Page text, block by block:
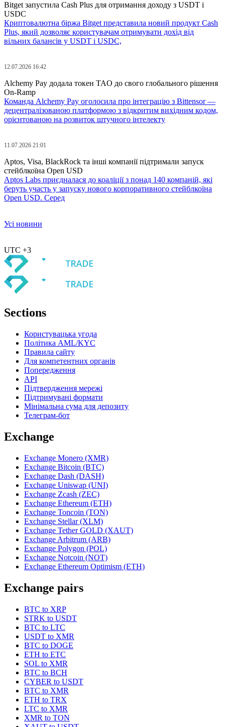
Bitget запустила Cash Plus для отримання доходу з USDT і
USDC
Криптовалютна біржа Bitget представила новий продукт Cash
Plus, який дозволяє користувачам отримувати дохід від
вільних балансів у USDT і USDC,
12.07.2026 16:42
Alchemy Pay додала токен TAO до свого глобального рішення
On-Ramp
Команда Alchemy Pay оголосила про інтеграцію з Bittensor —
децентралізованою платформою з відкритим вихідним кодом,
орієнтованою на розвиток штучного інтелекту
11.07.2026 21:01
Aptos, Visa, BlackRock та інші компанії підтримали запуск
стейблкоїна Open USD
Aptos Labs приєдналася до коаліції з понад 140 компаній, які
беруть участь у запуску нового корпоративного стейблкоїна
Open USD. Серед
Усі новини
UTC +3
Sections
Користувацька угода
Політика AML/KYC
Правила сайту
Для компетентних органів
Попередження
API
Підтвердження мережі
Підтримувані формати
Мінімальна сума для депозиту
Телеграм-бот
Exchange
Exchange Monero (XMR)
Exchange Bitcoin (BTC)
Exchange Dash (DASH)
Exchange Uniswap (UNI)
Exchange Zcash (ZEC)
Exchange Ethereum (ETH)
Exchange Toncoin (TON)
Exchange Stellar (XLM)
Exchange Tether GOLD (XAUT)
Exchange Arbitrum (ARB)
Exchange Polygon (POL)
Exchange Notcoin (NOT)
Exchange Ethereum Optimism (ETH)
Exchange pairs
BTC to XRP
STRK to USDT
BTC to LTC
USDT to XMR
BTC to DOGE
ETH to ETC
SOL to XMR
BTC to BCH
CYBER to USDT
BTC to XMR
ETH to TRX
LTC to XMR
XMR to TON